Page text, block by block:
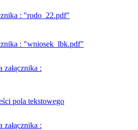
: "rodo_22.pdf"
: "wniosek_lbk.pdf"
:
pola tekstowego
: